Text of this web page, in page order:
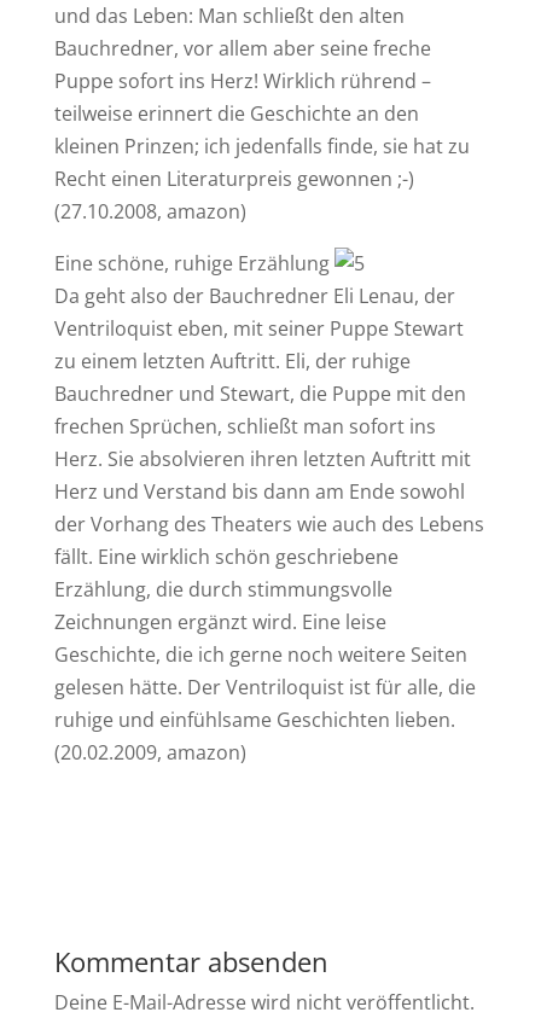
und das Leben: Man schließt den alten
Bauchredner, vor allem aber seine freche
Puppe sofort ins Herz! Wirklich rührend –
teilweise erinnert die Geschichte an den
kleinen Prinzen; ich jedenfalls finde, sie hat zu
Recht einen Literaturpreis gewonnen ;-)
(27.10.2008, amazon)
Eine schöne, ruhige Erzählung
Da geht also der Bauchredner Eli Lenau, der
Ventriloquist eben, mit seiner Puppe Stewart
zu einem letzten Auftritt. Eli, der ruhige
Bauchredner und Stewart, die Puppe mit den
frechen Sprüchen, schließt man sofort ins
Herz. Sie absolvieren ihren letzten Auftritt mit
Herz und Verstand bis dann am Ende sowohl
der Vorhang des Theaters wie auch des Lebens
fällt. Eine wirklich schön geschriebene
Erzählung, die durch stimmungsvolle
Zeichnungen ergänzt wird. Eine leise
Geschichte, die ich gerne noch weitere Seiten
gelesen hätte. Der Ventriloquist ist für alle, die
ruhige und einfühlsame Geschichten lieben.
(20.02.2009, amazon)
Kommentar absenden
Deine E-Mail-Adresse wird nicht veröffentlicht.